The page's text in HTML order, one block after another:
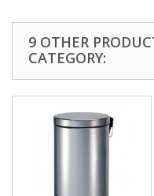
9 OTHER
CATEGORY: